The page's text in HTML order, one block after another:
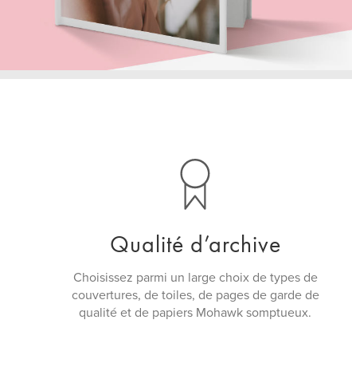
Qualité d’archive
Choisissez parmi un large choix de types de
couvertures, de toiles, de pages de garde de
qualité et de papiers Mohawk somptueux.